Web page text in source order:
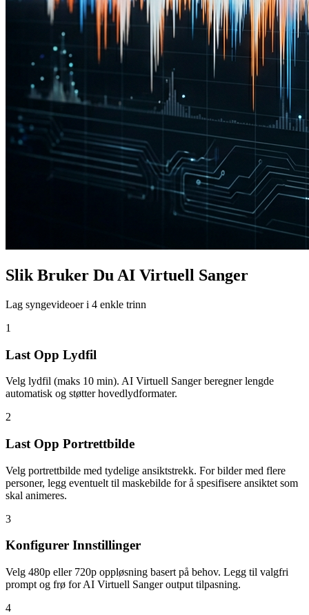
Slik Bruker Du AI Virtuell Sanger
Lag syngevideoer i 4 enkle trinn
1
Last Opp Lydfil
Velg lydfil (maks 10 min). AI Virtuell Sanger beregner lengde
automatisk og støtter hovedlydformater.
2
Last Opp Portrettbilde
Velg portrettbilde med tydelige ansiktstrekk. For bilder med flere
personer, legg eventuelt til maskebilde for å spesifisere ansiktet som
skal animeres.
3
Konfigurer Innstillinger
Velg 480p eller 720p oppløsning basert på behov. Legg til valgfri
prompt og frø for AI Virtuell Sanger output tilpasning.
4